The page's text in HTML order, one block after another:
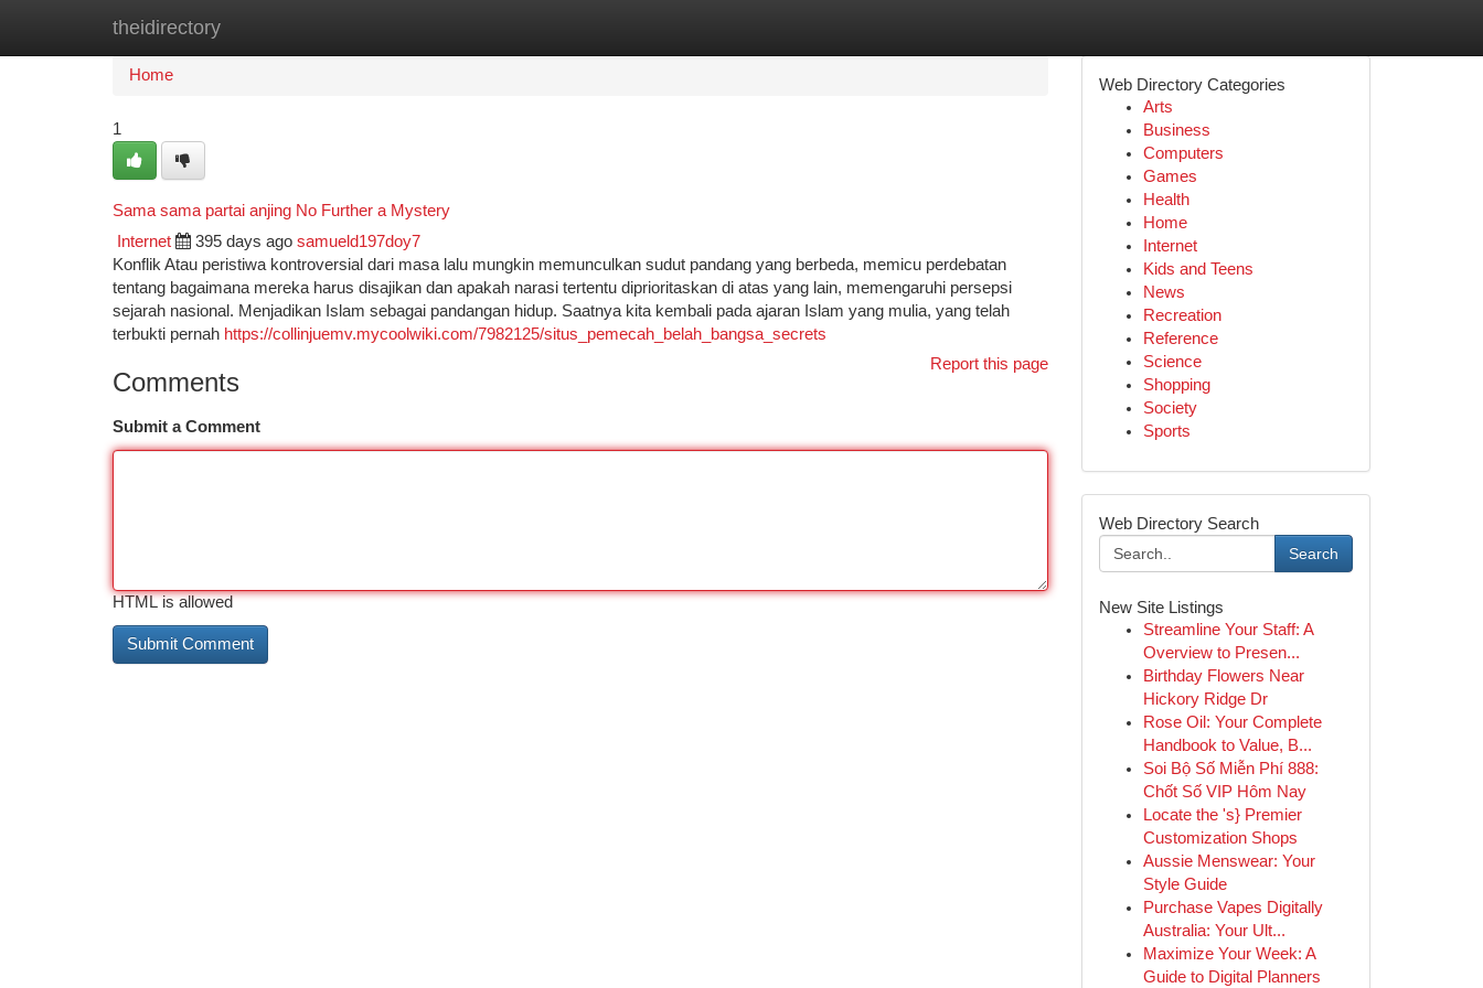
theidirectory
Home
Home
1
Sama sama partai anjing No Further a Mystery
Internet 395 days ago samueld197doy7
Konflik Atau peristiwa kontroversial dari masa lalu mungkin memunculkan sudut pandang yang berbeda, memicu perdebatan
tentang bagaimana mereka harus disajikan dan apakah narasi tertentu diprioritaskan di atas yang lain, memengaruhi persepsi
sejarah nasional. Menjadikan Islam sebagai pandangan hidup. Saatnya kita kembali pada ajaran Islam yang mulia, yang telah
terbukti pernah https://collinjuemv.mycoolwiki.com/7982125/situs_pemecah_belah_bangsa_secrets
Report this page
Comments
Submit a Comment
HTML is allowed
Web Directory Categories
Arts
Business
Computers
Games
Health
Home
Internet
Kids and Teens
News
Recreation
Reference
Science
Shopping
Society
Sports
Web Directory Search
Search
New Site Listings
Streamline Your Staff: A
Overview to Presen...
Birthday Flowers Near
Hickory Ridge Dr
Rose Oil: Your Complete
Handbook to Value, B...
Soi Bộ Số Miễn Phí 888:
Chốt Số VIP Hôm Nay
Locate the 's} Premier
Customization Shops
Aussie Menswear: Your
Style Guide
Purchase Vapes Digitally
Australia: Your Ult...
Maximize Your Week: A
Guide to Digital Planners